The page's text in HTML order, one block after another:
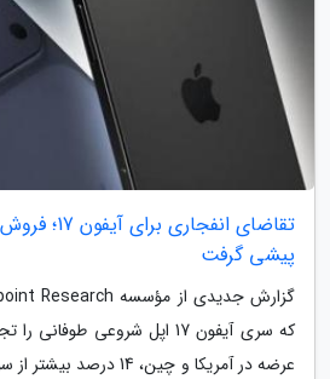
تقاضای
پیشی گرفت